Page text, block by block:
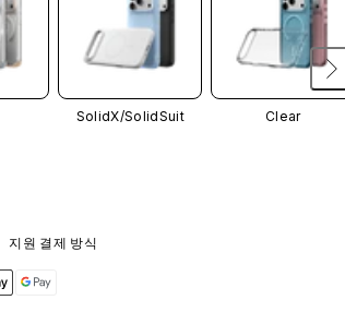
SolidX/SolidSuit Clear
지원 결제 방식